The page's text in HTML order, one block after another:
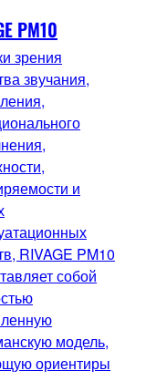
PM10
зрения
звучания,
и
RIVAGE PM10
собой
модель,
ориентиры